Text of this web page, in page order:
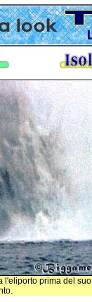
l'eliporto prima del suo